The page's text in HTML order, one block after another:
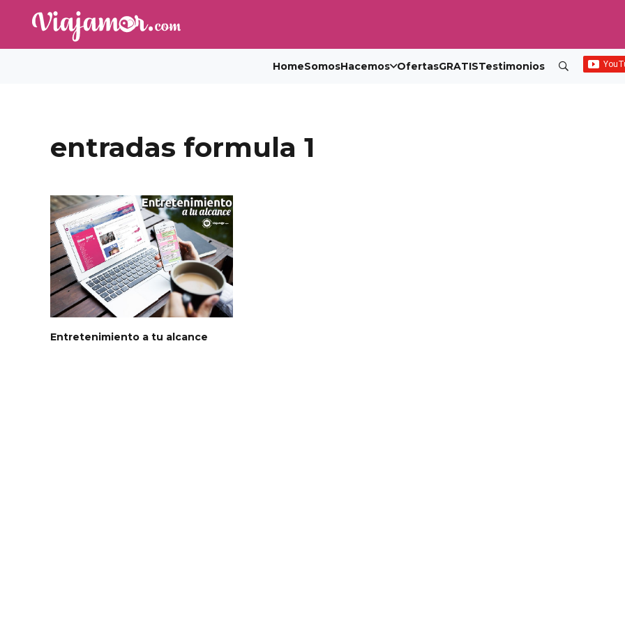
HomeSomosHacemos OfertasGRATISTestimonios
entradas formula 1
Entretenimiento a tu alcance